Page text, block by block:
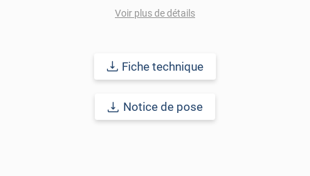
une alternative idéale à la peinture !
Voir plus de détails
Fiche technique
Notice de pose